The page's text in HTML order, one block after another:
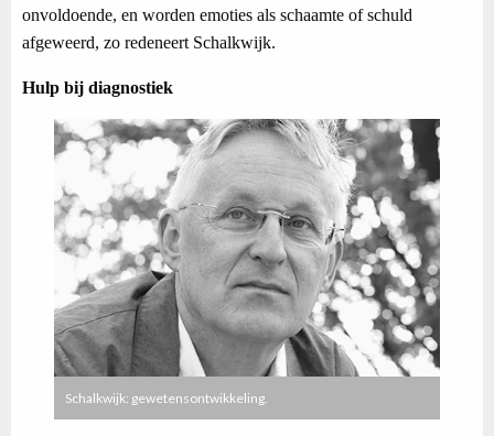
onvoldoende, en worden emoties als schaamte of schuld
afgeweerd, zo redeneert Schalkwijk.
Hulp bij diagnostiek
Schalkwijk: gewetensontwikkeling.